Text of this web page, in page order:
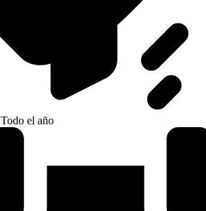
Todo el año